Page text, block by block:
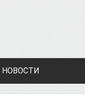
НОВОСТИ